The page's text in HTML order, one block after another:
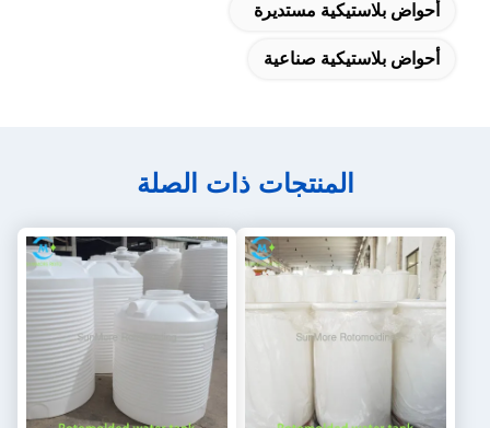
أحواض بلاستيكية مستديرة
أحواض بلاستيكية صناعية
المنتجات ذات الصلة